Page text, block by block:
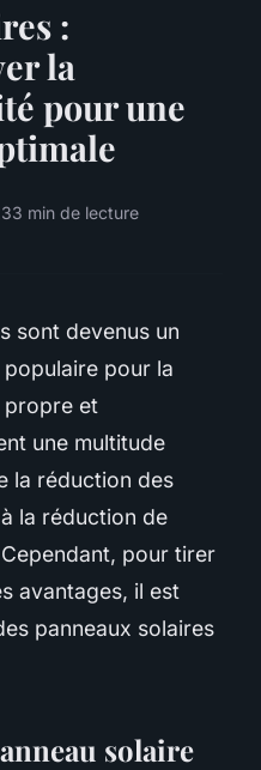
:
la
pour une
3 min de lecture
sont devenus un
pour la
et
une multitude
la réduction des
la réduction de
pour tirer
avantages, il est
panneaux solaires
solaire